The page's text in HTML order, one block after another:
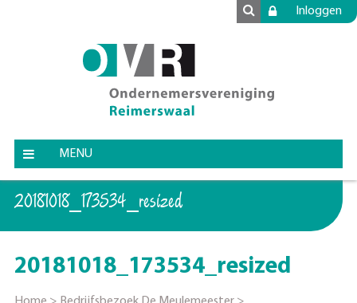
Inloggen
MENU
20181018_173534_resized
20181018_173534_resized